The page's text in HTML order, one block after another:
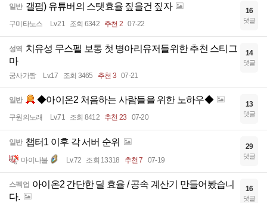
일반 갤펌) 유튜버의 스탯효율 짚을건 짚자
구미타노스 Lv.21 조회 6342 추천 2 07-22
16
댓글
성역 치유성 무스펠 보통 첫 병아리유저들위한 추천 스티그
마
궁사가짱 Lv.17 조회 3465 추천 3 07-21
14
댓글
일반 ◆아이온2 처음하는 사람들을 위한 노하우◆
구원의노래 Lv.71 조회 8412 추천 23 07-20
13
댓글
일반 챕터1 이후 각 서버 순위
마이나불 Lv.72 조회 13318 추천 7 07-19
29
댓글
스펙업 아이온2 간단한 딜 효율 / 공속 계산기 만들어봤습니
다.
16
댓글